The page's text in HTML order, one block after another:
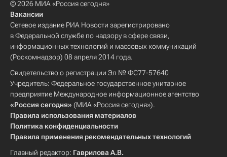
© 2026 МИА «Россия сегодня»
Вакансии
Сетевое издание РИА Новости зарегистрировано
в Федеральной службе по надзору в сфере связи,
информационных технологий и массовых коммуникаций
(Роскомнадзор) 08 апреля 2014 года.
Свидетельство о регистрации Эл № ФС77-57640
Учредитель: Федеральное государственное унитарное
предприятие Международное информационное агентство
«Россия сегодня» (МИА «Россия сегодня»).
Правила использования материалов
Политика конфиденциальности
Правила применения рекомендательных технологий
Главный редактор: Гаврилова А.В.